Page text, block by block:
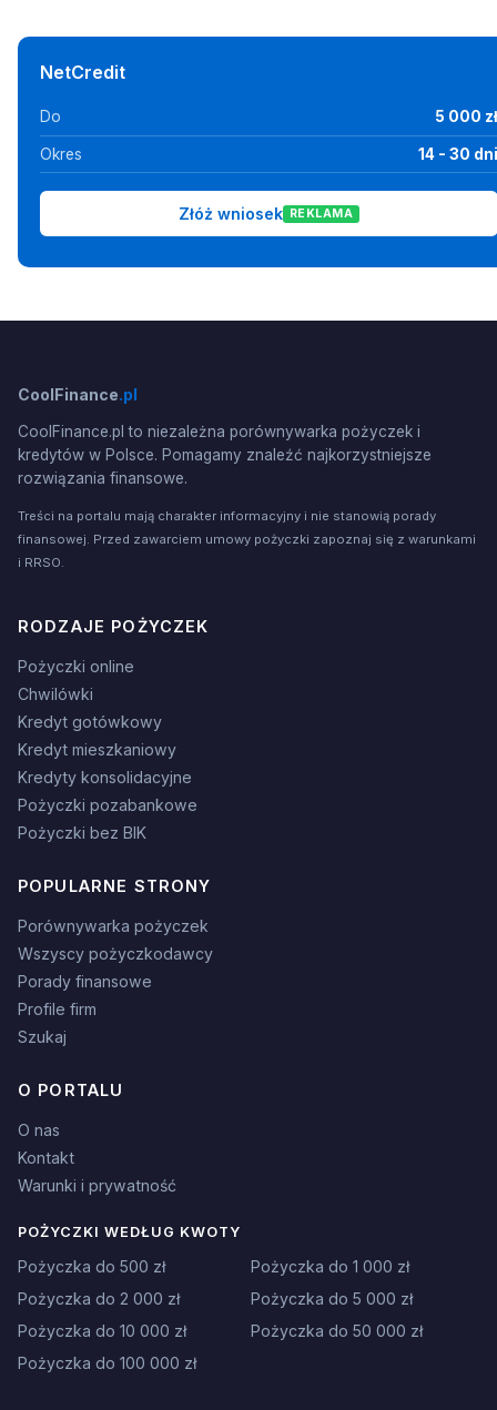
NetCredit
Do 5 000 zł
Okres 14 - 30 dni
Złóż wniosek REKLAMA
CoolFinance.pl
CoolFinance.pl to niezależna porównywarka pożyczek i
kredytów w Polsce. Pomagamy znaleźć najkorzystniejsze
rozwiązania finansowe.
Treści na portalu mają charakter informacyjny i nie stanowią porady
finansowej. Przed zawarciem umowy pożyczki zapoznaj się z warunkami
i RRSO.
RODZAJE POŻYCZEK
Pożyczki online
Chwilówki
Kredyt gotówkowy
Kredyt mieszkaniowy
Kredyty konsolidacyjne
Pożyczki pozabankowe
Pożyczki bez BIK
POPULARNE STRONY
Porównywarka pożyczek
Wszyscy pożyczkodawcy
Porady finansowe
Profile firm
Szukaj
O PORTALU
O nas
Kontakt
Warunki i prywatność
POŻYCZKI WEDŁUG KWOTY
Pożyczka do 500 zł
Pożyczka do 1 000 zł
Pożyczka do 2 000 zł
Pożyczka do 5 000 zł
Pożyczka do 10 000 zł
Pożyczka do 50 000 zł
Pożyczka do 100 000 zł